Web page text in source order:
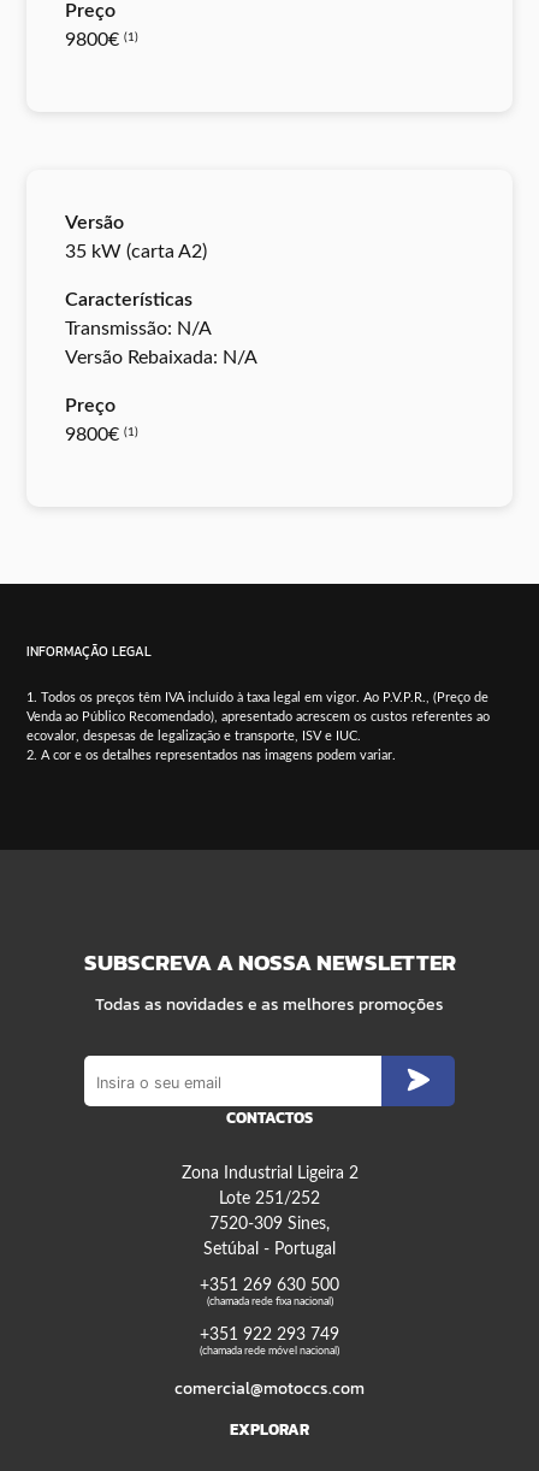
Preço
9800€(1)
Versão
35 kW (carta A2)
Características
Transmissão: N/A
Versão Rebaixada: N/A
Preço
9800€(1)
INFORMAÇÃO LEGAL
Todos os preços têm IVA incluído à taxa legal em vigor. Ao P.V.P.R., (Preço de
Venda ao Público Recomendado), apresentado acrescem os custos referentes ao
ecovalor, despesas de legalização e transporte, ISV e IUC.
A cor e os detalhes representados nas imagens podem variar.
SUBSCREVA A NOSSA NEWSLETTER
Todas as novidades e as melhores promoções
CONTACTOS
Zona Industrial Ligeira 2
Lote 251/252
7520-309 Sines,
Setúbal - Portugal
+351 269 630 500
(chamada rede fixa nacional)
+351 922 293 749
(chamada rede móvel nacional)
comercial@motoccs.com
EXPLORAR